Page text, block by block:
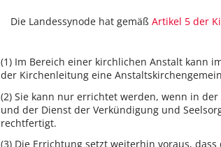
Die Landessynode hat gemäßArtikel 5 der
(1) Im Bereich einer kirchlichen Anstalt kann
der Kirchenleitung eine
(2) Sie kann nur errichtet werden, wenn in
und der Dienst der Verkündigung und
rechtfertigt.
(3) Die Errichtung setzt weiterhin voraus,